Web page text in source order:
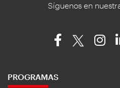
Síguenos en
PROGRAMAS